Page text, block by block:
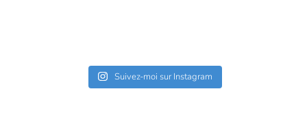
Suivez-moi sur Instagram